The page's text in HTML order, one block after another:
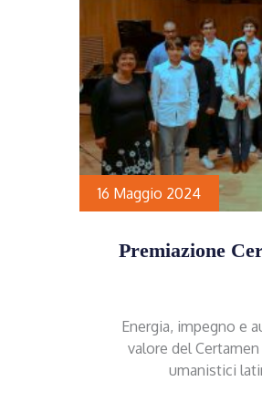
16 Maggio 2024
Premiazione
Energia, impegno e
valore del
umanistici